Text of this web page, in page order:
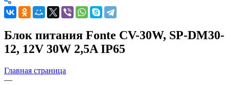
Блок питания Fonte CV-30W, SP-DM30-
12, 12V 30W 2,5A IP65
Главная страница
—